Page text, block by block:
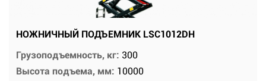
НОЖНИЧНЫЙ ПОДЪЕМНИК LSC1012DH
Грузоподъемность, кг: 300
Высота подъема, мм: 10000